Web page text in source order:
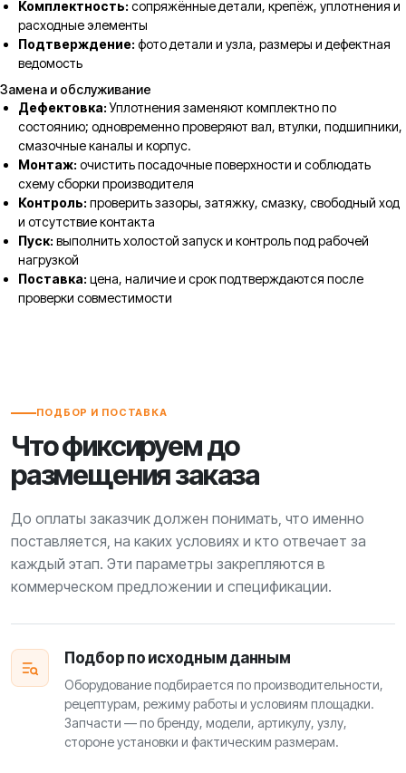
Комплектность: сопряжённые детали, крепёж, уплотнения и
расходные элементы
Подтверждение: фото детали и узла, размеры и дефектная
ведомость
Замена и обслуживание
Дефектовка:Уплотнения заменяют комплектно по
состоянию; одновременно проверяют вал, втулки, подшипники,
смазочные каналы и корпус.
Монтаж: очистить посадочные поверхности и соблюдать
схему сборки производителя
Контроль: проверить зазоры, затяжку, смазку, свободный ход
и отсутствие контакта
Пуск: выполнить холостой запуск и контроль под рабочей
нагрузкой
Поставка: цена, наличие и срок подтверждаются после
проверки совместимости
ПОДБОР И ПОСТАВКА
Что фиксируем до
размещения заказа
До оплаты заказчик должен понимать, что именно
поставляется, на каких условиях и кто отвечает за
каждый этап. Эти параметры закрепляются в
коммерческом предложении и спецификации.
Подбор по исходным данным
Оборудование подбирается по производительности,
рецептурам, режиму работы и условиям площадки.
Запчасти — по бренду, модели, артикулу, узлу,
стороне установки и фактическим размерам.